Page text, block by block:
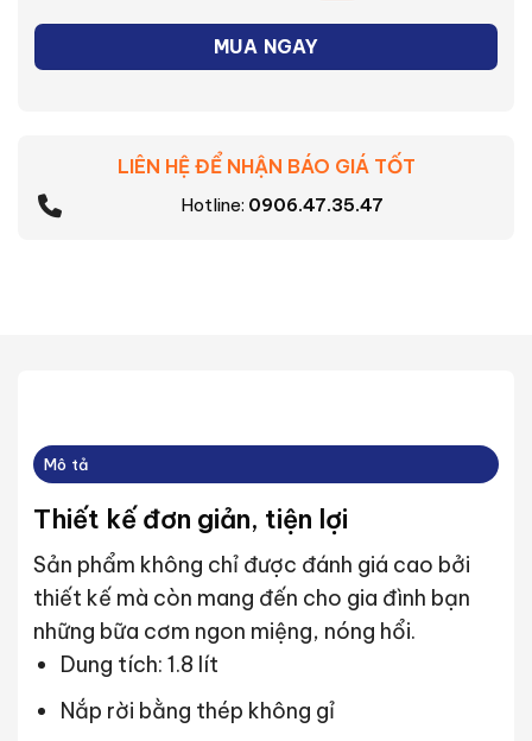
MUA NGAY
LIÊN HỆ ĐỂ NHẬN BÁO GIÁ TỐT
Hotline: 0906.47.35.47
Mô tả
Thiết kế đơn giản, tiện lợi
Sản phẩm không chỉ được đánh giá cao bởi
thiết kế mà còn mang đến cho gia đình bạn
những bữa cơm ngon miệng, nóng hổi.
Dung tích: 1.8 lít
Nắp rời bằng thép không gỉ